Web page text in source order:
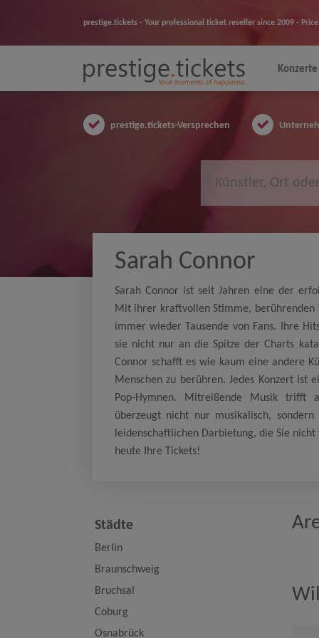
prestige.tickets - Your professional ticket reseller since 2009 -
Konzerte
prestige.tickets-Versprechen
Sarah Connor
Sarah Connor ist seit Jahren eine der
Mit ihrer kraftvollen Stimme, berührenden
immer wieder Tausende von Fans. Ihre
sie nicht nur an die Spitze der Charts
Connor schafft es wie kaum eine andere
Menschen zu berühren. Jedes Konzert
Pop-Hymnen. Mitreißende Musik trifft
überzeugt nicht nur musikalisch,
leidenschaftlichen Darbietung, die Sie
heute Ihre Tickets!
Städte
Berlin
Braunschweig
Bruchsal
Coburg
Osnabrück